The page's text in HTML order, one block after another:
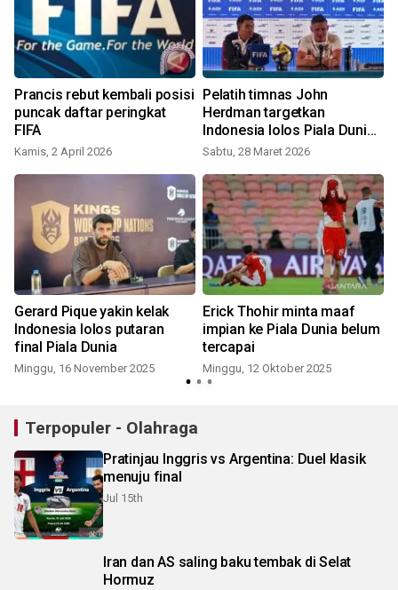
Prancis rebut kembali posisi
puncak daftar peringkat
FIFA
Kamis, 2 April 2026
Pelatih timnas John
Herdman targetkan
Indonesia lolos Piala Dunia
2030
Sabtu, 28 Maret 2026
Gerard Pique yakin kelak
Indonesia lolos putaran
final Piala Dunia
Minggu, 16 November 2025
Erick Thohir minta maaf
impian ke Piala Dunia belum
tercapai
Minggu, 12 Oktober 2025
Terpopuler - Olahraga
Pratinjau Inggris vs Argentina: Duel klasik
menuju final
Jul 15th
Iran dan AS saling baku tembak di Selat
Hormuz